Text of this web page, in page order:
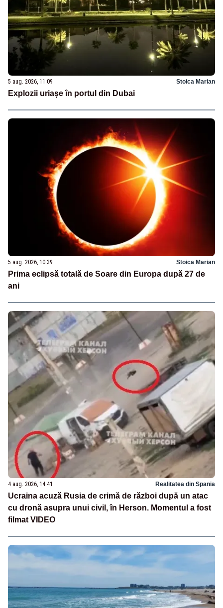
5 aug. 2026, 11:09 Stoica Marian
Explozii uriașe în portul din Dubai
5 aug. 2026, 10:39 Stoica Marian
Prima eclipsă totală de Soare din Europa după 27 de
ani
4 aug. 2026, 14:41 Realitatea din Spania
Ucraina acuză Rusia de crimă de război după un atac
cu dronă asupra unui civil, în Herson. Momentul a fost
filmat VIDEO